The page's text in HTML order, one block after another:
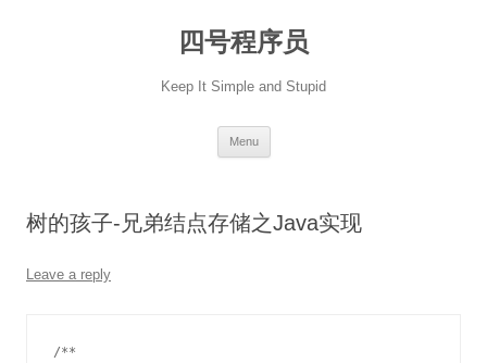
四号程序员
Keep It Simple and Stupid
Menu
树的孩子-兄弟结点存储之Java实现
Leave a reply
/**